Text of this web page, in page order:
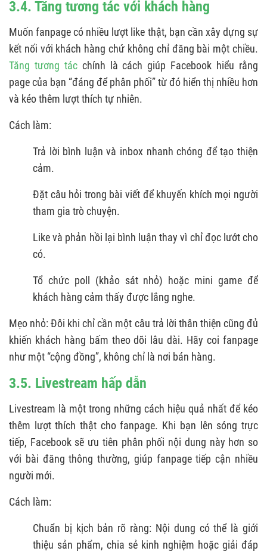
3.4. Tăng tương tác với khách hàng
Muốn fanpage có nhiều lượt like thật, bạn cần xây dựng sự
kết nối với khách hàng chứ không chỉ đăng bài một chiều.
Tăng tương tácchính là cách giúp Facebook hiểu rằng
page của bạn “đáng để phân phối” từ đó hiển thị nhiều hơn
và kéo thêm lượt thích tự nhiên.
Cách làm:
Trả lời bình luận và inbox nhanh chóng để tạo thiện
cảm.
Đặt câu hỏi trong bài viết để khuyến khích mọi người
tham gia trò chuyện.
Like và phản hồi lại bình luận thay vì chỉ đọc lướt cho
có.
Tổ chức poll (khảo sát nhỏ) hoặc mini game để
khách hàng cảm thấy được lắng nghe.
Mẹo nhỏ: Đôi khi chỉ cần một câu trả lời thân thiện cũng đủ
khiến khách hàng bấm theo dõi lâu dài. Hãy coi fanpage
như một “cộng đồng”, không chỉ là nơi bán hàng.
3.5. Livestream hấp dẫn
Livestream là một trong những cách hiệu quả nhất để kéo
thêm lượt thích thật cho fanpage. Khi bạn lên sóng trực
tiếp, Facebook sẽ ưu tiên phân phối nội dung này hơn so
với bài đăng thông thường, giúp fanpage tiếp cận nhiều
người mới.
Cách làm:
Chuẩn bị kịch bản rõ ràng: Nội dung có thể là giới
thiệu sản phẩm, chia sẻ kinh nghiệm hoặc giải đáp